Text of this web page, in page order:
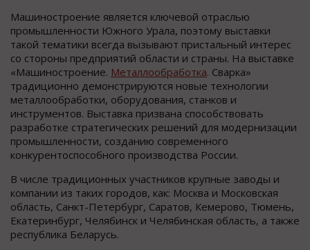
Машиностроение является ключевой отраслью
промышленности Южного Урала, поэтому выставки
такой тематики всегда вызывают пристальный интерес
со стороны предприятий области и страны. На выставке
«Машиностроение. Металлообработка. Сварка»
традиционно демонстрируются новые технологии
металлообработки, оборудования, станков и
инструментов. Выставка призвана способствовать
разработке стратегических решений для модернизации
промышленности, созданию современного
конкурентоспособного производства России.
В числе традиционных участников крупные заводы и
компании из таких городов, как: Москва и Московская
область, Санкт-Петербург, Саратов, Кемерово, Тюмень,
Екатеринбург, Челябинск и Челябинская область, а также
республика Беларусь.